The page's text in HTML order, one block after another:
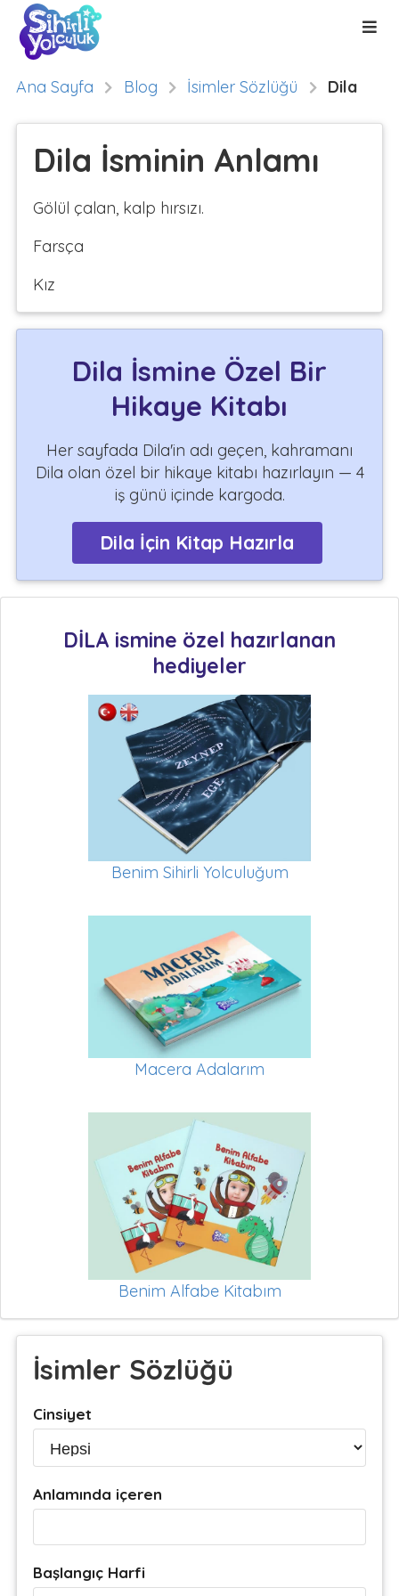
Ana Sayfa Blog İsimler Sözlüğü Dila
Dila İsminin Anlamı
Gölül çalan, kalp hırsızı.
Farsça
Kız
Dila İsmine Özel Bir
Hikaye Kitabı
Her sayfada Dila'in adı geçen, kahramanı
Dila olan özel bir hikaye kitabı hazırlayın — 4
iş günü içinde kargoda.
Dila İçin Kitap Hazırla
DİLA ismine özel hazırlanan
hediyeler
Benim Sihirli Yolculuğum
Macera Adalarım
Benim Alfabe Kitabım
İsimler Sözlüğü
Cinsiyet
Anlamında içeren
Başlangıç Harfi